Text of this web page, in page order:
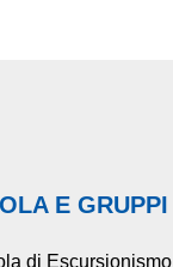
E GRUPPI
di Escursionismo